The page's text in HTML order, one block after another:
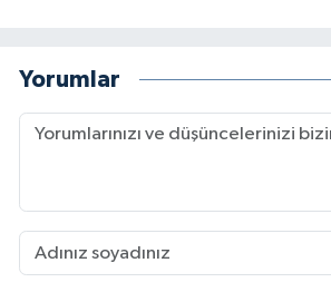
Yorumlar